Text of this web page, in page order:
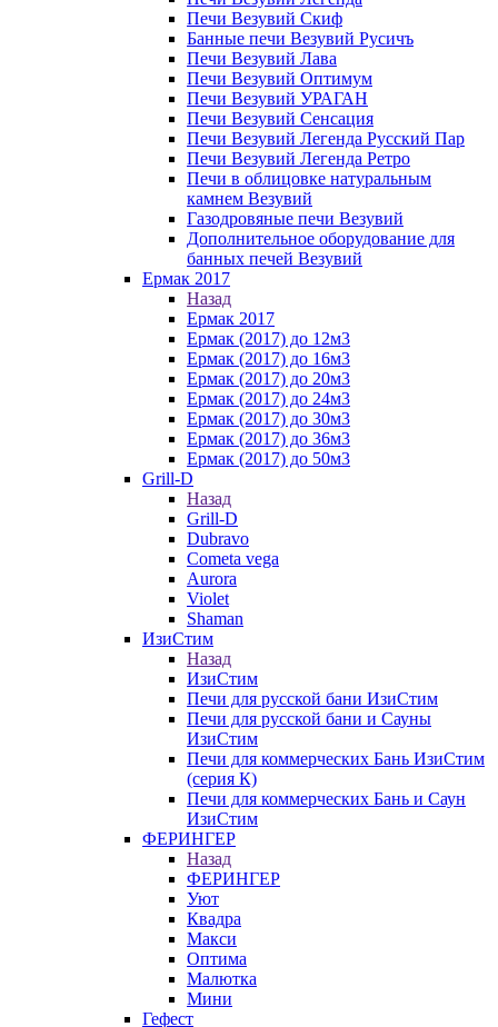
Печи Везувий Скиф
Банные печи Везувий Русичъ
Печи Везувий Лава
Печи Везувий Оптимум
Печи Везувий УРАГАН
Печи Везувий Сенсация
Печи Везувий Легенда Русский Пар
Печи Везувий Легенда Ретро
Печи в облицовке натуральным
камнем Везувий
Газодровяные печи Везувий
Дополнительное оборудование для
банных печей Везувий
Ермак 2017
Назад
Ермак 2017
Ермак (2017) до 12м3
Ермак (2017) до 16м3
Ермак (2017) до 20м3
Ермак (2017) до 24м3
Ермак (2017) до 30м3
Ермак (2017) до 36м3
Ермак (2017) до 50м3
Grill-D
Назад
Grill-D
Dubravo
Cometa vega
Aurora
Violet
Shaman
ИзиСтим
Назад
ИзиСтим
Печи для русской бани ИзиСтим
Печи для русской бани и Сауны
ИзиСтим
Печи для коммерческих Бань ИзиСтим
(серия К)
Печи для коммерческих Бань и Саун
ИзиСтим
ФЕРИНГЕР
Назад
ФЕРИНГЕР
Уют
Квадра
Макси
Оптима
Малютка
Мини
Гефест